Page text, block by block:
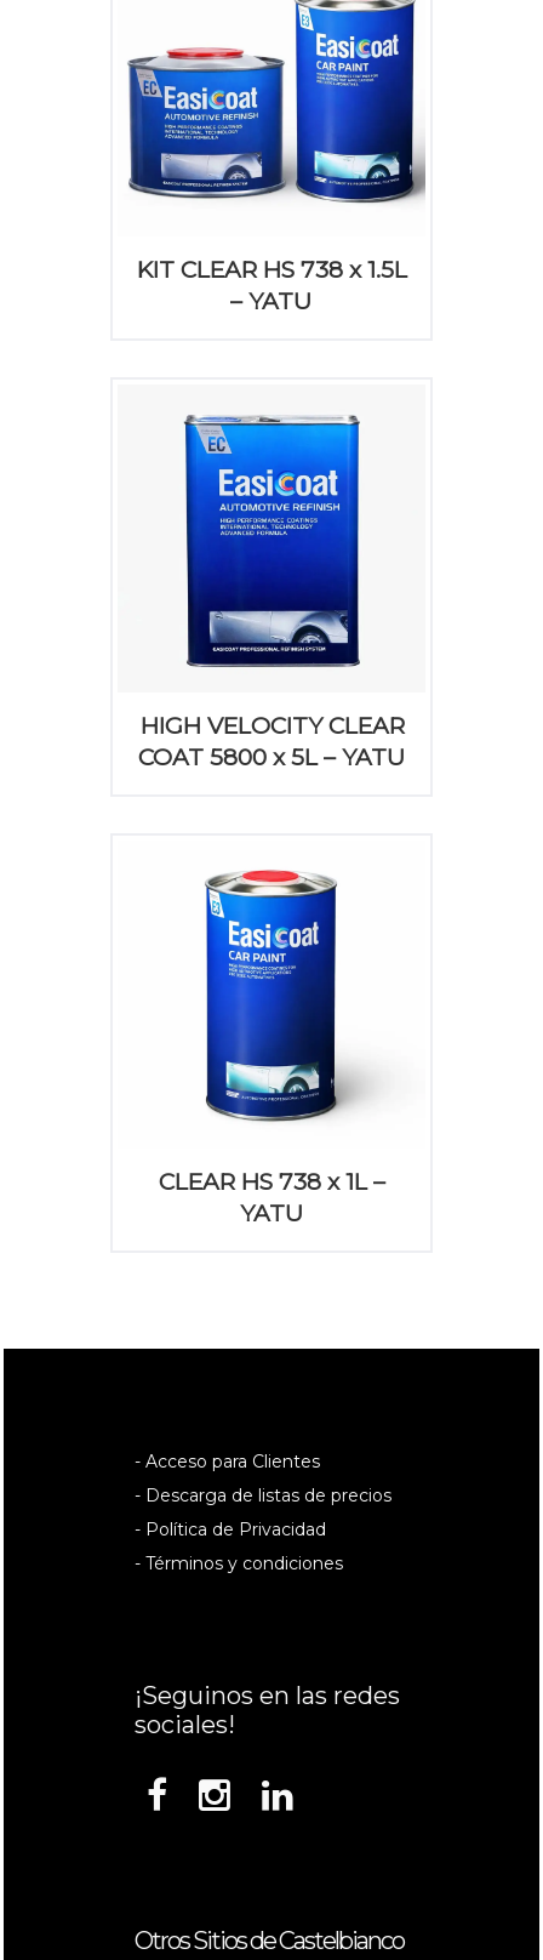
KIT CLEAR HS 738 x 1.5L
– YATU
HIGH VELOCITY CLEAR
COAT 5800 x 5L – YATU
CLEAR HS 738 x 1L –
YATU
- Acceso para Clientes
- Descarga de listas de precios
- Política de Privacidad
- Términos y condiciones
¡Seguinos en las redes
sociales!
Otros Sitios de Castelbianco